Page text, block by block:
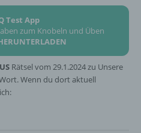
Test App
zum Knobeln und Üben
Rätsel vom 29.1.2024 zu Unsere
Wenn du dort aktuell